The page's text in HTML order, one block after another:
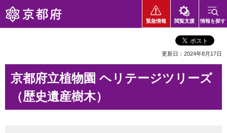
京都府
緊急情報 閲覧支援 情報を探す
更新日：2024年8月17日
京都府立植物園 ヘリテージツリーズ
（歴史遺産樹木）